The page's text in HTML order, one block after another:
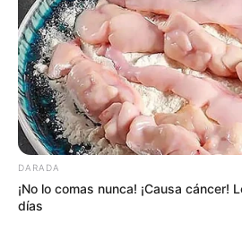
DARADA
¡No lo comas nunca! ¡Causa cáncer!
días